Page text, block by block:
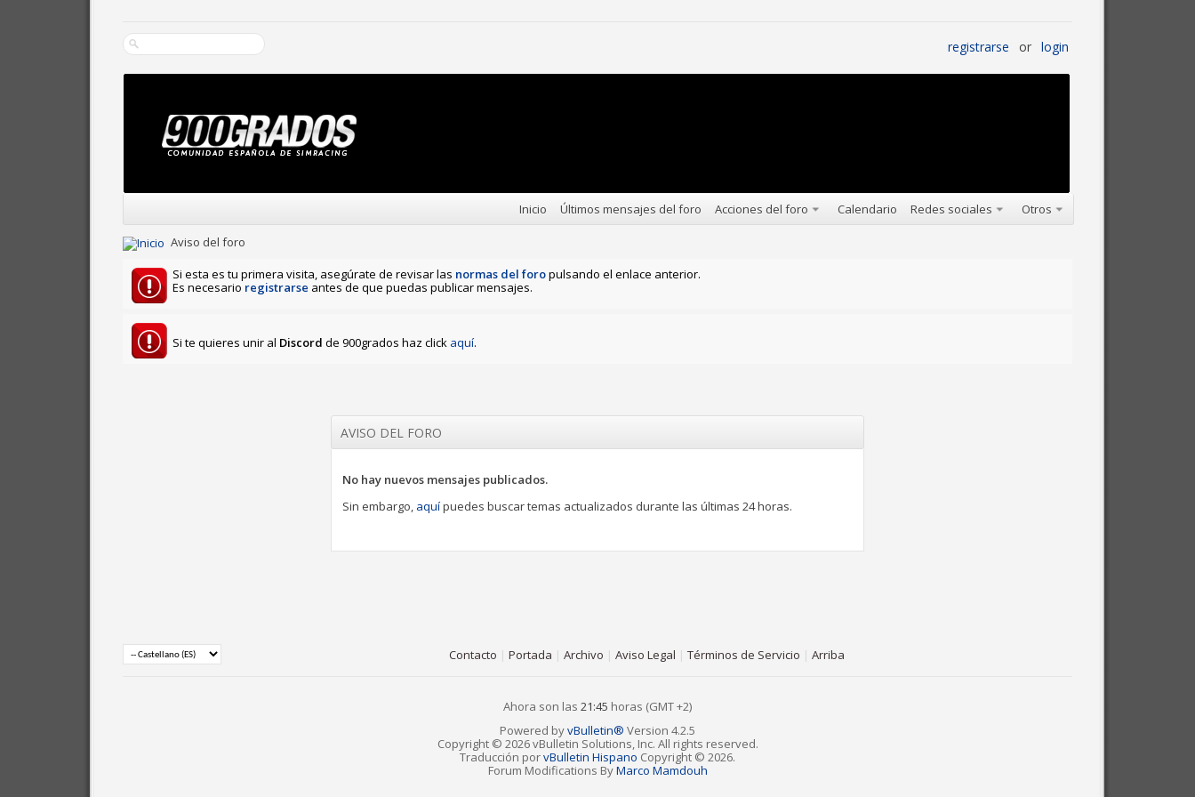
registrarse or login
Inicio Últimos mensajes del foro Acciones del foro Calendario Redes sociales Otros
Aviso del foro
Si esta es tu primera visita, asegúrate de revisar las normas del foropulsando el enlace anterior.
Es necesario registrarse antes de que puedas publicar mensajes.
Si te quieres unir al Discord de 900grados haz click aquí.
AVISO DEL FORO
No hay nuevos mensajes publicados.
Sin embargo, aquípuedes buscar temas actualizados durante las últimas 24 horas.
Contacto | Portada | Archivo | Aviso Legal | Términos de Servicio | Arriba
Ahora son las 21:45 horas (GMT +2)
Powered byvBulletin® Version 4.2.5
Copyright © 2026 vBulletin Solutions, Inc. All rights reserved.
Traducción porvBulletin Hispano Copyright © 2026.
Forum Modifications ByMarco Mamdouh